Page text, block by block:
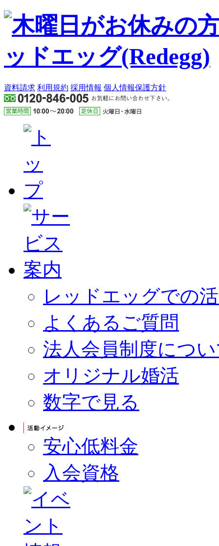
資料請求 利用規約 採用情報 個人情報保護方針
レッドエッグでの
よくあるご質問
法人会員制度につ
オリジナル婚活
数字で見る
安心低料金
入会資格